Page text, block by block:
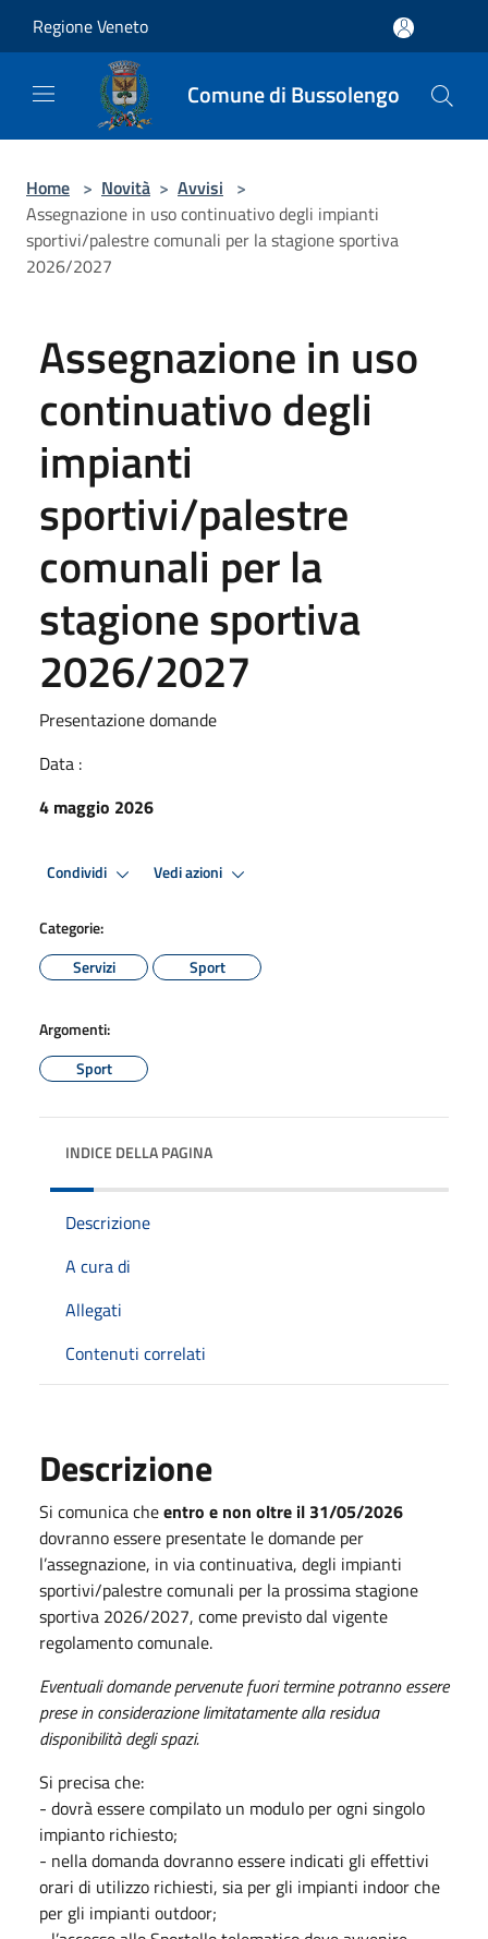
Regione Veneto
Comune di Bussolengo
Home > Novità > Avvisi >
Assegnazione in uso continuativo degli impianti
sportivi/palestre comunali per la stagione sportiva
2026/2027
Assegnazione in uso
continuativo degli
impianti
sportivi/palestre
comunali per la
stagione sportiva
2026/2027
Presentazione domande
Data :
4 maggio 2026
Condividi Vedi azioni
Categorie:
Servizi
Sport
Argomenti:
Sport
INDICE DELLA PAGINA
Descrizione
A cura di
Allegati
Contenuti correlati
Descrizione
Si comunica cheentro e non oltre il 31/05/2026
dovranno essere presentate le domande per
l’assegnazione, in via continuativa, degli impianti
sportivi/palestre comunali per la prossima stagione
sportiva 2026/2027, come previsto dal vigente
regolamento comunale.
Eventuali domande pervenute fuori termine potranno essere
prese in considerazionelimitatamente alla residua
disponibilità degli spazi.
Si precisa che:
- dovrà essere compilato un modulo per ogni singolo
impianto richiesto;
- nella domanda dovranno essere indicati gli effettivi
orari di utilizzo richiesti, sia per gli impianti indoor che
per gli impianti outdoor;